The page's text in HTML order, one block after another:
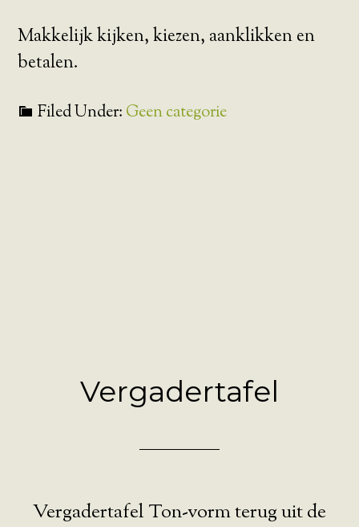
Makkelijk kijken, kiezen, aanklikken en
betalen.
Filed Under: Geen categorie
Vergadertafel
Vergadertafel Ton-vorm terug uit de